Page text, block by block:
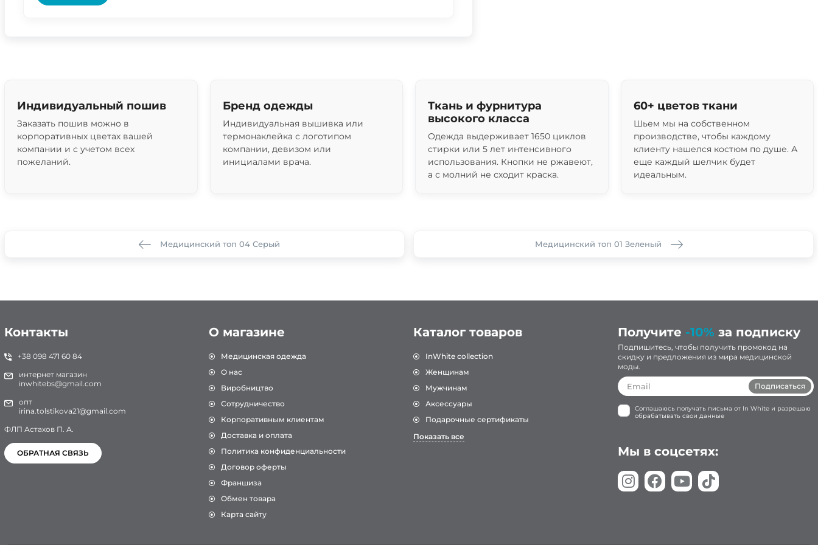
Индивидуальный пошив
Заказать пошив можно в
корпоративных цветах вашей
компании и с учетом всех
пожеланий.
Бренд одежды
Индивидуальная вышивка или
термонаклейка с логотипом
компании, девизом или
инициалами врача.
Ткань и фурнитура
высокого класса
Одежда выдерживает 1650 циклов
стирки или 5 лет интенсивного
использования. Кнопки не ржавеют,
а с молний не сходит краска.
60+ цветов ткани
Шьем мы на собственном
производстве, чтобы каждому
клиенту нашелся костюм по душе. А
еще каждый шелчик будет
идеальным.
Медицинский топ 04 Серый Медицинский топ 01 Зеленый
Контакты
+38 098 471 60 84
интернет магазин
inwhitebs@gmail.com
опт
irina.tolstikova21@gmail.com
ФЛП Астахов П. А.
ОБРАТНАЯ СВЯЗЬ
О магазине
Медицинская одежда
О нас
Виробництво
Сотрудничество
Корпоративным клиентам
Доставка и оплата
Политика конфиденциальности
Договор оферты
Франшиза
Обмен товара
Карта сайту
Каталог товаров
InWhite collection
Женщинам
Мужчинам
Аксессуары
Подарочные сертификаты
Показать все
Получите -10% за подписку
Подпишитесь, чтобы получить промокод на
скидку и предложения из мира медицинской
моды.
Подписаться
Соглашаюсь получать письма от In White и разрешаю
обрабатывать свои данные
Мы в соцсетях: